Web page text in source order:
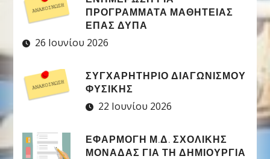
ΠΡΟΓΡΑΜΜΑΤΑ ΜΑΘΗΤΕΙΑΣ
ΕΠΑΣ ΔΥΠΑ
26 Ιουνίου 2026
ΣΥΓΧΑΡΗΤΉΡΙΟ ΔΙΑΓΩΝΙΣΜΟΎ
ΦΥΣΙΚΉΣ
22 Ιουνίου 2026
ΕΦΑΡΜΟΓΉ Μ.Δ. ΣΧΟΛΙΚΉΣ
ΜΟΝΆΔΑΣ ΓΙΑ ΤΗ ΔΗΜΙΟΥΡΓΊΑ